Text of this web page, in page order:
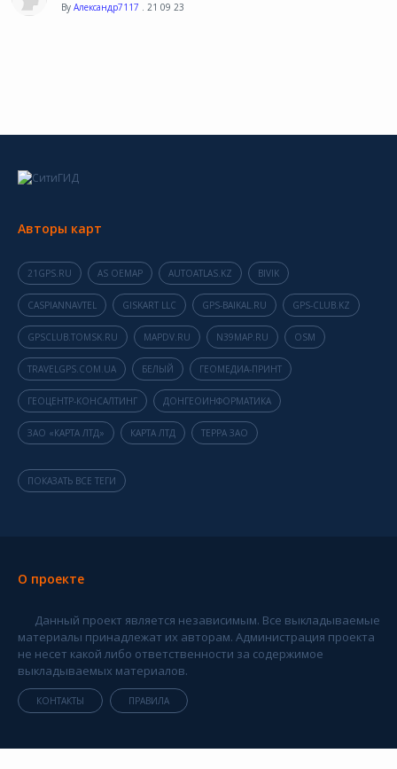
By Александр7117 . 21 09 23
Авторы карт
21GPS.RU AS OEMAP AUTOATLAS.KZ BIVIK
CASPIANNAVTEL GISKART LLC GPS-BAIKAL.RU GPS-CLUB.KZ
GPSCLUB.TOMSK.RU MAPDV.RU N39MAP.RU OSM
TRAVELGPS.COM.UA БЕЛЫЙ ГЕОМЕДИА-ПРИНТ
ГЕОЦЕНТР-КОНСАЛТИНГ ДОНГЕОИНФОРМАТИКА
ЗАО «КАРТА ЛТД» КАРТА ЛТД ТЕРРА ЗАО
ПОКАЗАТЬ ВСЕ ТЕГИ
О проекте
Данный проект является независимым. Все выкладываемые
материалы принадлежат их авторам. Администрация проекта
не несет какой либо ответственности за содержимое
выкладываемых материалов.
КОНТАКТЫ ПРАВИЛА